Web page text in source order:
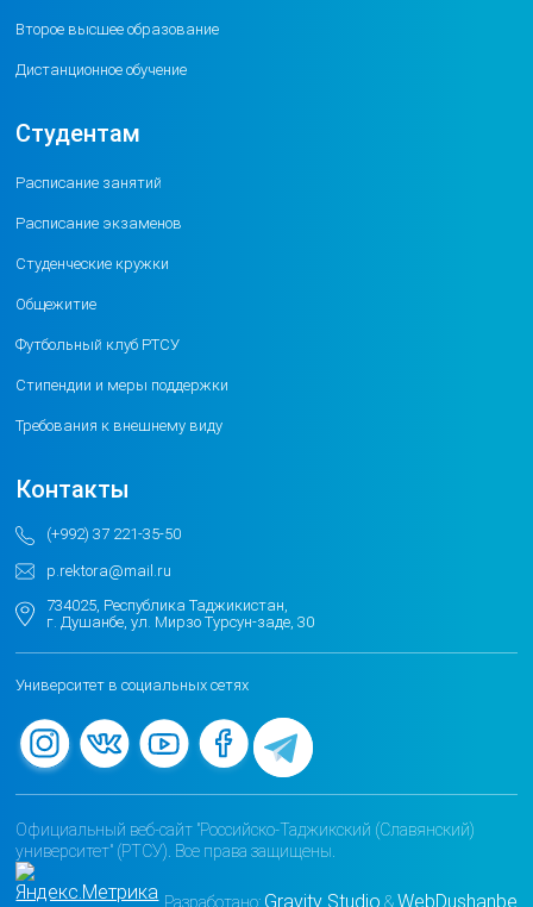
Второе высшее образование
Дистанционное обучение
Студентам
Расписание занятий
Расписание экзаменов
Студенческие кружки
Общежитие
Футбольный клуб РТСУ
Стипендии и меры поддержки
Требования к внешнему виду
Контакты
(+992) 37 221-35-50
p.rektora@mail.ru
734025, Республика Таджикистан,
г. Душанбе, ул. Мирзо Турсун-заде, 30
Университет в социальных сетях
Официальный веб-сайт "Российско-Таджикский (Славянский)
университет" (РТСУ). Все права защищены.
Разработано: Gravity Studio &WebDushanbe